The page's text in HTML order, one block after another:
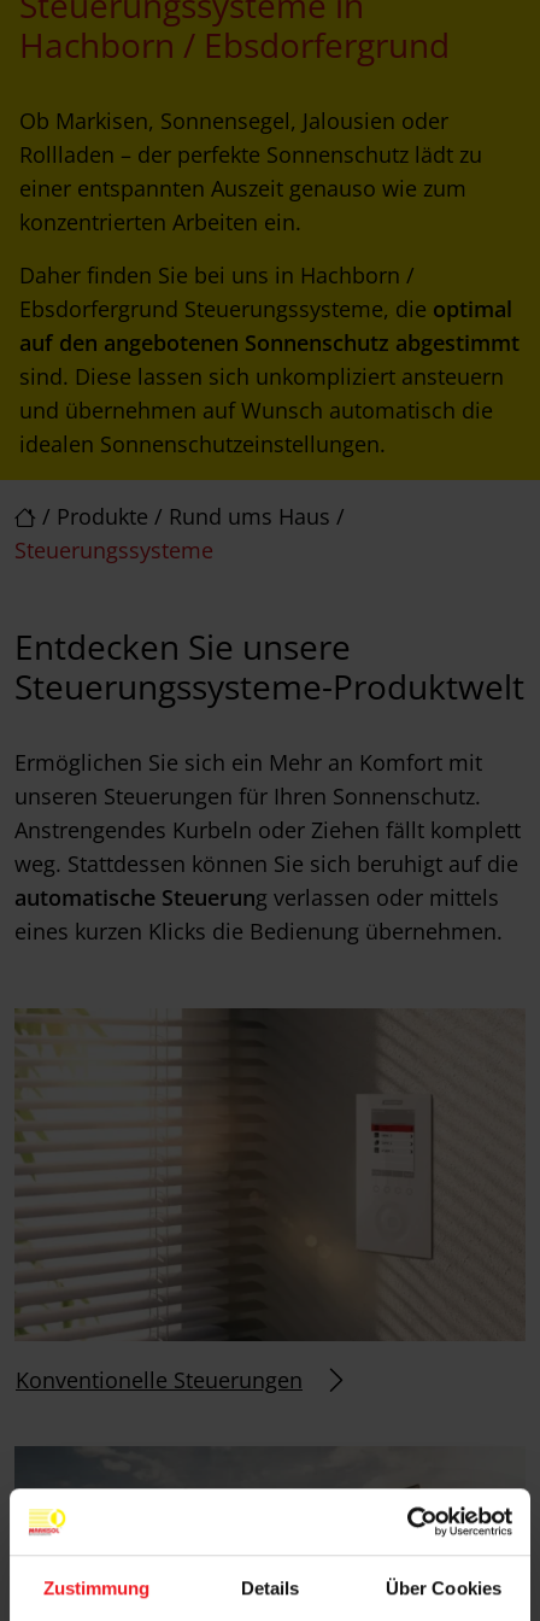
Zustimmung Details Über Cookies
/ Produkte / Rund ums Haus /
Steuerungssysteme
Hachborn / Ebsdorfergrund
Ob Markisen, Sonnensegel, Jalousien oder
Rollladen – der perfekte Sonnenschutz lädt zu
einer entspannten Auszeit genauso wie zum
konzentrierten Arbeiten ein.
Daher finden Sie bei uns in Hachborn /
Ebsdorfergrund Steuerungssysteme, die optimal
auf den angebotenen Sonnenschutz abgestimmt
sind. Diese lassen sich unkompliziert ansteuern
und übernehmen auf Wunsch automatisch die
idealen Sonnenschutzeinstellungen.
Entdecken Sie unsere
Steuerungssysteme-Produktwelt
Ermöglichen Sie sich ein Mehr an Komfort mit
unseren Steuerungen für Ihren Sonnenschutz.
Anstrengendes Kurbeln oder Ziehen fällt komplett
weg. Stattdessen können Sie sich beruhigt auf die
automatische Steuerung verlassen oder mittels
eines kurzen Klicks die Bedienung übernehmen.
Konventionelle Steuerungen